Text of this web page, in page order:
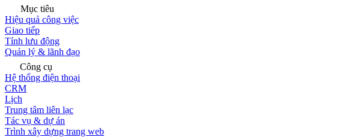
Mục tiêu
Hiệu quả công việc
Giao tiếp
Tính lưu động
Quản lý & lãnh đạo
Công cụ
Hệ thống điện thoại
CRM
Lịch
Trung tâm liên lạc
Tác vụ & dự án
Trình xây dựng trang web